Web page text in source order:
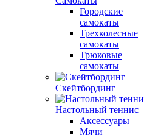
Городские
самокаты
Трехколесные
самокаты
Трюковые
самокаты
Скейтбординг
Настольный теннис
Аксессуары
Мячи